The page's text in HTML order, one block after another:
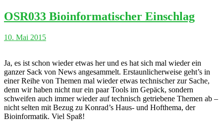
OSR033 Bioinformatischer Einschlag
10. Mai 2015
Ja, es ist schon wieder etwas her und es hat sich mal wieder ein
ganzer Sack von News angesammelt. Erstaunlicherweise geht’s in
einer Reihe von Themen mal wieder etwas technischer zur Sache,
denn wir haben nicht nur ein paar Tools im Gepäck, sondern
schweifen auch immer wieder auf technisch getriebene Themen ab –
nicht selten mit Bezug zu Konrad’s Haus- und Hofthema, der
Bioinformatik. Viel Spaß!